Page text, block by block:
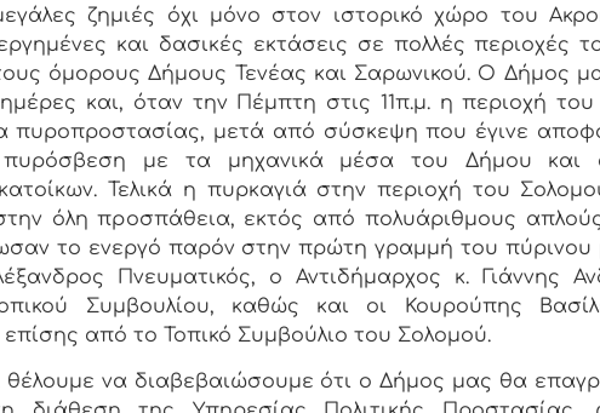
ζημιές όχι μόνο στον ιστορικό χώρο του
και δασικές εκτάσεις σε πολλές περιοχές
όμορους Δήμους Τενέας και Σαρωνικού. Ο Δήμος
και, όταν την Πέμπτη στις 11π.μ. η περιοχή
πυροπροστασίας, μετά από σύσκεψη που έγινε
πυρόσβεση με τα μηχανικά μέσα του Δήμου και
Τελικά η πυρκαγιά στην περιοχή του
όλη προσπάθεια, εκτός από πολυάριθμους
το ενεργό παρόν στην πρώτη γραμμή του
Πνευματικός, ο Αντιδήμαρχος κ. Γιάννης
Συμβουλίου, καθώς και οι Κουρούπης
από το Τοπικό Συμβούλιο του Σολομού.
θέλουμε να διαβεβαιώσουμε ότι ο Δήμος μας θα